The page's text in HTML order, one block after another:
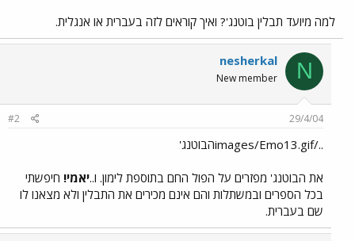
למה מיועד תבלין בוטנג'? ואיך קוראים לזה בעברית או אנגלית.
N
nesherkal
New member
29/4/04
#2
../images/Emo13.gifהבוטנג'
את הבוטנג' מפזרים על הפול החם בתוספת לימון. ו..יאמי! חיפשתי
בכל הספרים ובמשתלות והם אינם מכירים את התבלין ולא מצאנו לו
שם בעברית.